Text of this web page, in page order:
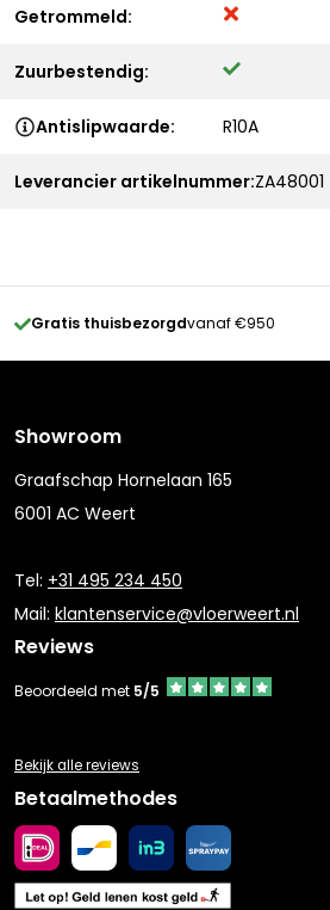
Getrommeld:
Zuurbestendig:
Antislipwaarde: R10A
Leverancier artikelnummer:ZA48001
Gratis thuisbezorgdvanaf €950
Showroom
Graafschap Hornelaan 165
6001 AC Weert
Tel: +31 495 234 450
Mail: klantenservice@vloerweert.nl
Reviews
Beoordeeld met 5/5
Bekijk alle reviews
Betaalmethodes